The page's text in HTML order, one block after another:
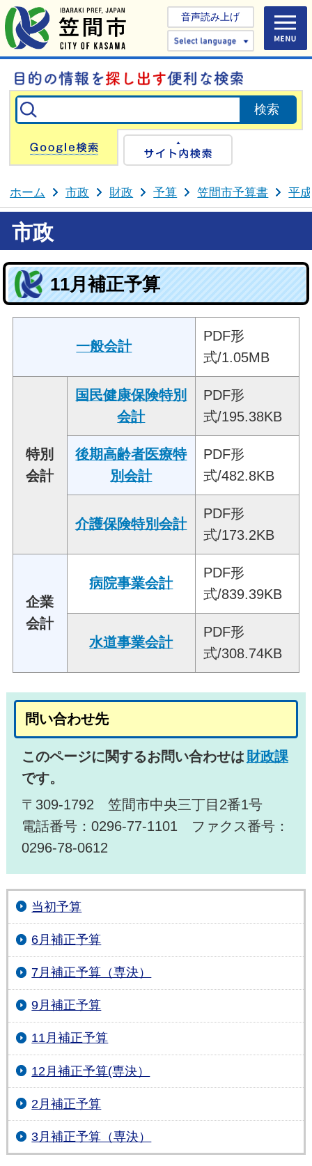
音声読み上げ
Select
Google検索
ホーム 市政 財政 予算 笠間市予算書 平
市政
11月補正予算
一般会計
PDF形
式/1.05MB
特別
会計
国民健康保険特別
会計
PDF形
式/195.38KB
後期高齢者医療特
別会計
PDF形
式/482.8KB
介護保険特別会計
PDF形
式/173.2KB
企業
会計
病院事業会計
PDF形
式/839.39KB
水道事業会計
PDF形
式/308.74KB
問い合わせ先
このページに関するお問い合わせは 財政課
です。
〒309-1792 笠間市中央三丁目2番1号
電話番号：0296-77-1101 ファクス番号：
0296-78-0612
当初予算
6月補正予算
7月補正予算（専決）
9月補正予算
11月補正予算
12月補正予算(専決）
2月補正予算
3月補正予算（専決）